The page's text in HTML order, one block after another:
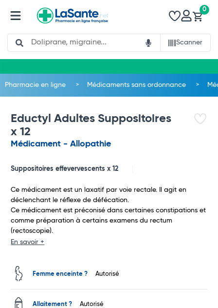
Search
Scanner
0
Total
Pharmacie en ligne Médicaments sans ordonnance
Eductyl Adultes Suppositoires
x 12
Médicament - Allopathie
Suppositoires effevervescents x 12
Ce médicament est un laxatif par voie rectale. Il agit en
déclenchant le réflexe de défécation.
Ce médicament est préconisé dans certaines constipations et
comme préparation à certains examens du rectum
(rectoscopie).
En savoir +
Femme enceinte ? Autorisé
Allaitement ? Autorisé